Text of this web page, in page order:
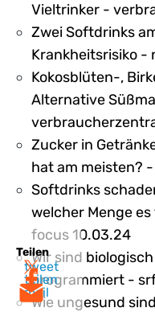
Teilen
tweet
teilen
mail
Vieltrinker -
Zwei Softdrinks
Krankheitsrisiko -
Kokosblüten-,
Alternative
Zucker in
hat am meisten?
Softdrinks
welcher Menge
focus 10.03.24
Wir sind
programmiert -
Wie ungesund